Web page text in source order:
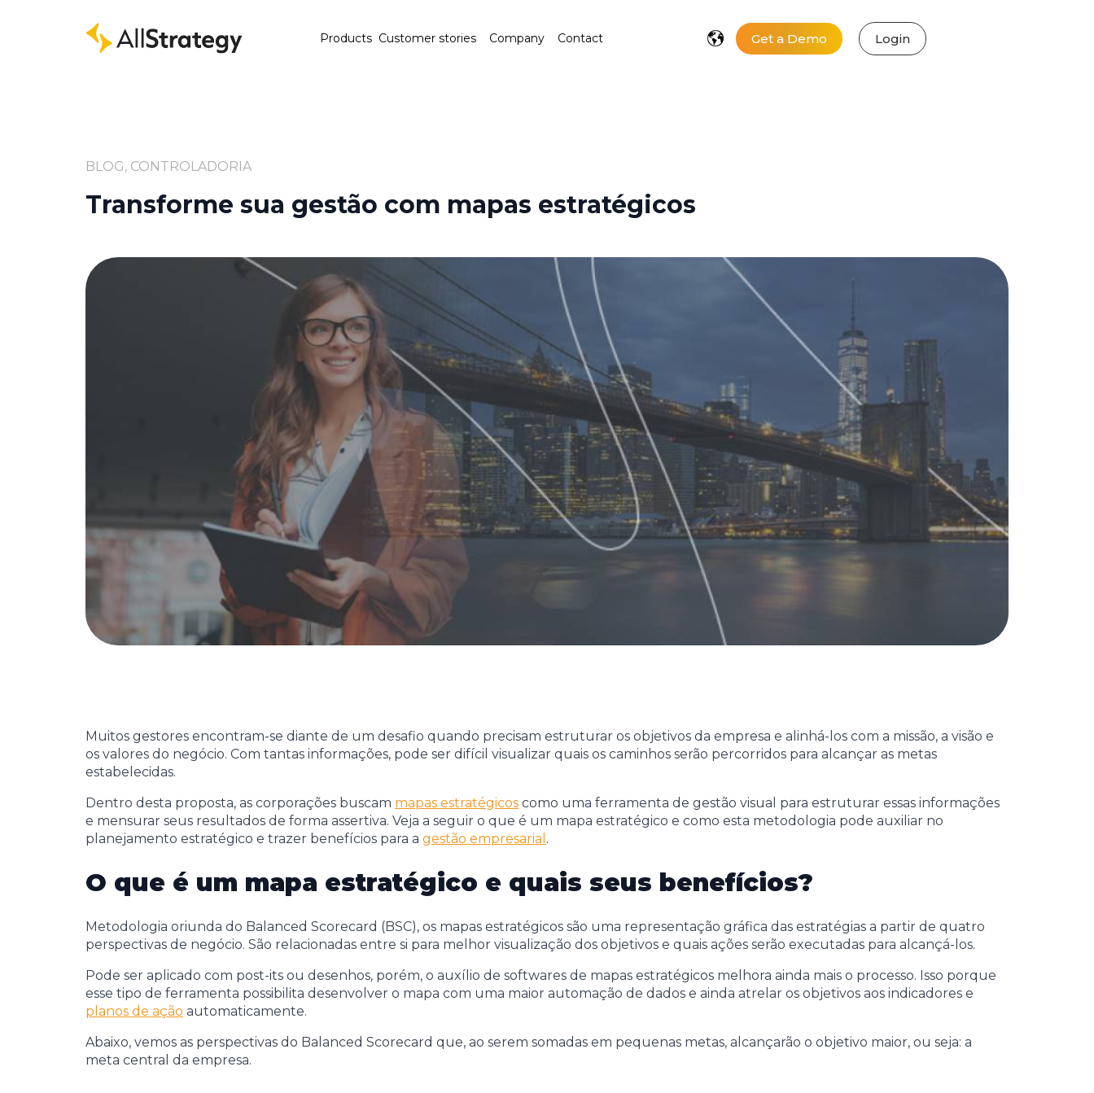
Products Customer stories Company Contact Get a Demo Login
BLOG, CONTROLADORIA
Transforme sua gestão com mapas estratégicos
Muitos gestores encontram-se diante de um desafio quando precisam estruturar os objetivos da empresa e alinhá-los com a missão, a visão e
os valores do negócio. Com tantas informações, pode ser difícil visualizar quais os caminhos serão percorridos para alcançar as metas
estabelecidas.
Dentro desta proposta, as corporações buscam mapas estratégicos como uma ferramenta de gestão visual para estruturar essas informações
e mensurar seus resultados de forma assertiva. Veja a seguir o que é um mapa estratégico e como esta metodologia pode auxiliar no
planejamento estratégico e trazer benefícios para a gestão empresarial .
O que é um mapa estratégico e quais seus benefícios?
Metodologia oriunda do Balanced Scorecard (BSC), os mapas estratégicos são uma representação gráfica das estratégias a partir de quatro
perspectivas de negócio. São relacionadas entre si para melhor visualização dos objetivos e quais ações serão executadas para alcançá-los.
Pode ser aplicado com post-its ou desenhos, porém, o auxílio de softwares de mapas estratégicos melhora ainda mais o processo. Isso porque
esse tipo de ferramenta possibilita desenvolver o mapa com uma maior automação de dados e ainda atrelar os objetivos aos indicadores e
planos de ação automaticamente.
Abaixo, vemos as perspectivas do Balanced Scorecard que, ao serem somadas em pequenas metas, alcançarão o objetivo maior, ou seja: a
meta central da empresa.